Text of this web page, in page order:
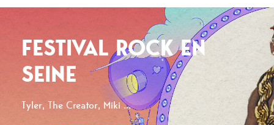
FESTIVAL ROCK EN
SEINE
Tyler, The Creator, Miki ...